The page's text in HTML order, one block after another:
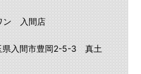
ン 入間店
入間市豊岡2-5-3 真土